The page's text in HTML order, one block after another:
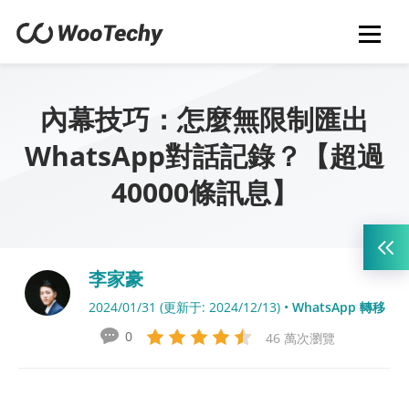
內幕技巧：怎麼無限制匯出
WhatsApp對話記錄？【超過
40000條訊息】
李家豪
2024/01/31 (更新于: 2024/12/13) • WhatsApp 轉移
46 萬次瀏覽
0